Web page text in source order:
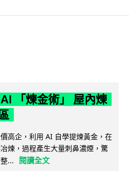
「煉金術」 屋內煉
高企，利用 AI 自學提煉黃金，在
煉，過程產生大量刺鼻濃煙，驚
...
閱讀全文